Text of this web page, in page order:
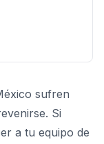
sufren
Si
a tu equipo de